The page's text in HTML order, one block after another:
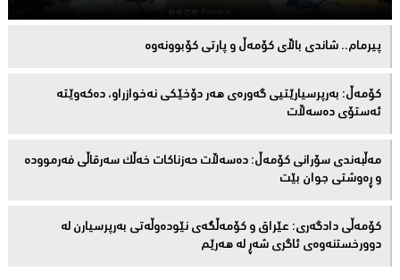
پیرمام.. شاندی باڵای كۆمه‌ڵ و پارتی كۆبوونه‌وه‌
كۆمەڵ: بەرپرسیارێتیی گەورەی هەر دۆخێکی نەخوازراو، دەكەوێتە
ئەستۆی دەسەڵات
مەڵبەندى سۆرانى کۆمەڵ: دەسەڵات حەزناکات خەڵک سەرقاڵى فەرموودە
و ڕەوشتى جوان بێت
کۆمەڵى دادگەرى: عێراق و كۆمەڵگەی نێودەوڵەتی بەرپرسیارن لە
دوورخستنەوەى ئاگری شەڕ لە هەرێم